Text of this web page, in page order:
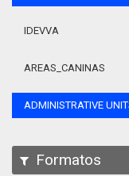
IDEVVA
AREAS_CANINAS
ADMINISTRATIVE
Formatos